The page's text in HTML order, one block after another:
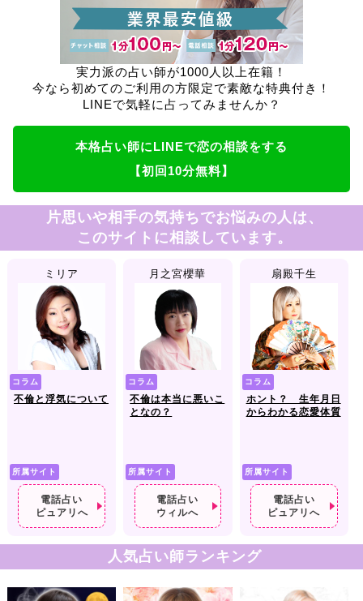
実力派の占い師が1000人以上在籍！
今なら初めてのご利用の方限定で素敵な特典付き！
LINEで気軽に占ってみませんか？
本格占い師にLINEで恋の相談をする
【初回10分無料】
片思いや相手の気持ちでお悩みの人は、
このサイトに相談しています。
ミリア
コラム
不倫と浮気について
所属サイト
電話占い
ピュアリへ
月之宮櫻華
コラム
不倫は本当に悪いこ
となの？
所属サイト
電話占い
ウィルへ
扇殿千生
コラム
ホント？ 生年月日
からわかる恋愛体質
所属サイト
電話占い
ピュアリへ
人気占い師ランキング